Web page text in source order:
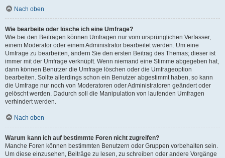
Nach oben
Wie bearbeite oder lösche ich eine Umfrage?
Wie bei den Beiträgen können Umfragen nur vom ursprünglichen Verfasser,
einem Moderator oder einem Administrator bearbeitet werden. Um eine
Umfrage zu bearbeiten, ändern Sie den ersten Beitrag des Themas; dieser ist
immer mit der Umfrage verknüpft. Wenn niemand eine Stimme abgegeben hat,
dann können Benutzer die Umfrage löschen oder die Umfrageoption
bearbeiten. Sollte allerdings schon ein Benutzer abgestimmt haben, so kann
die Umfrage nur noch von Moderatoren oder Administratoren geändert oder
gelöscht werden. Dadurch soll die Manipulation von laufenden Umfragen
verhindert werden.
Nach oben
Warum kann ich auf bestimmte Foren nicht zugreifen?
Manche Foren können bestimmten Benutzern oder Gruppen vorbehalten sein.
Um diese einzusehen, Beiträge zu lesen, zu schreiben oder andere Vorgänge